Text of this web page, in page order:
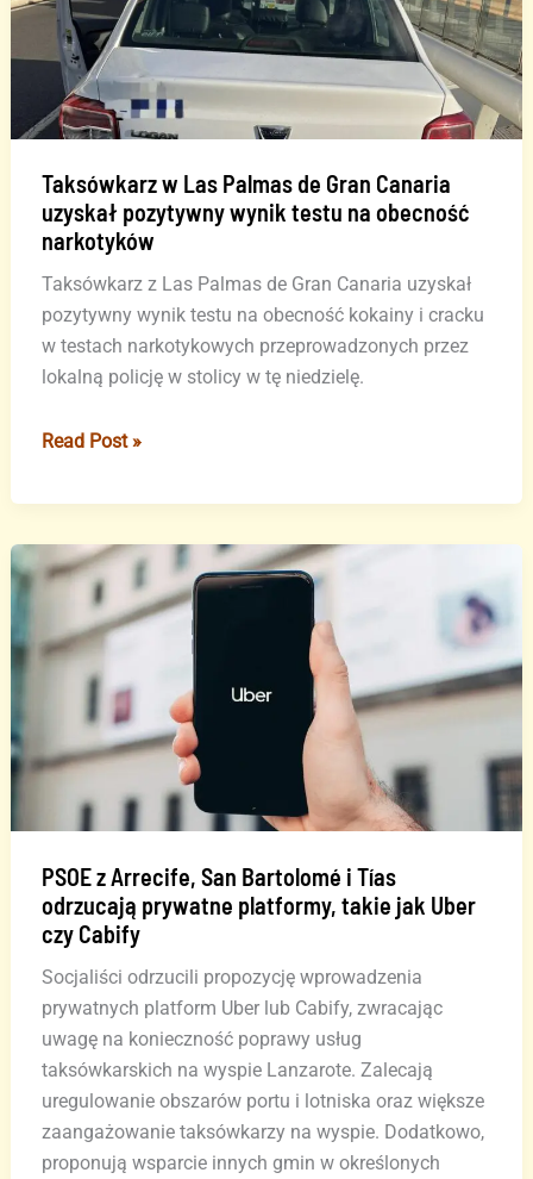
Taksówkarz w Las Palmas de Gran Canaria
uzyskał pozytywny wynik testu na obecność
narkotyków
Taksówkarz z Las Palmas de Gran Canaria uzyskał
pozytywny wynik testu na obecność kokainy i cracku
w testach narkotykowych przeprowadzonych przez
lokalną policję w stolicy w tę niedzielę.
Taksówkarz
Las
de
Canaria
uzyskał
pozytywny
wynik
testu
na
obecność
Read Post »
PSOE z Arrecife, San Bartolomé i Tías
odrzucają prywatne platformy, takie jak Uber
czy Cabify
Socjaliści odrzucili propozycję wprowadzenia
prywatnych platform Uber lub Cabify, zwracając
uwagę na konieczność poprawy usług
taksówkarskich na wyspie Lanzarote. Zalecają
uregulowanie obszarów portu i lotniska oraz większe
zaangażowanie taksówkarzy na wyspie. Dodatkowo,
proponują wsparcie innych gmin w określonych